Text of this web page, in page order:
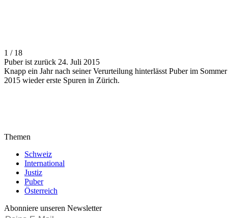
1 / 18
Puber ist zurück 24. Juli 2015
Knapp ein Jahr nach seiner Verurteilung hinterlässt Puber im Sommer
2015 wieder erste Spuren in Zürich.
Themen
Schweiz
International
Justiz
Puber
Österreich
Abonniere unseren Newsletter